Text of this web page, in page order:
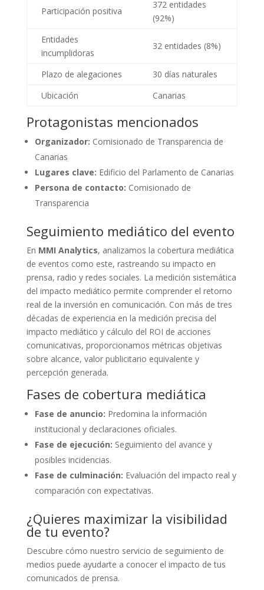
Participación positiva
372 entidades
(92%)
Entidades
incumplidoras
32 entidades (8%)
Plazo de alegaciones
30 días naturales
Ubicación
Canarias
Protagonistas mencionados
Organizador: Comisionado de Transparencia de
Canarias
Lugares clave: Edificio del Parlamento de Canarias
Persona de contacto: Comisionado de
Transparencia
Seguimiento mediático del evento
En MMI Analytics, analizamos la cobertura mediática
de eventos como este, rastreando su impacto en
prensa, radio y redes sociales. La medición sistemática
del impacto mediático permite comprender el retorno
real de la inversión en comunicación. Con más de tres
décadas de experiencia en la medición precisa del
impacto mediático y cálculo del ROI de acciones
comunicativas, proporcionamos métricas objetivas
sobre alcance, valor publicitario equivalente y
percepción generada.
Fases de cobertura mediática
Fase de anuncio: Predomina la información
institucional y declaraciones oficiales.
Fase de ejecución: Seguimiento del avance y
posibles incidencias.
Fase de culminación: Evaluación del impacto real y
comparación con expectativas.
¿Quieres maximizar la visibilidad
de tu evento?
Descubre cómo nuestro servicio de seguimiento de
medios puede ayudarte a conocer el impacto de tus
comunicados de prensa.